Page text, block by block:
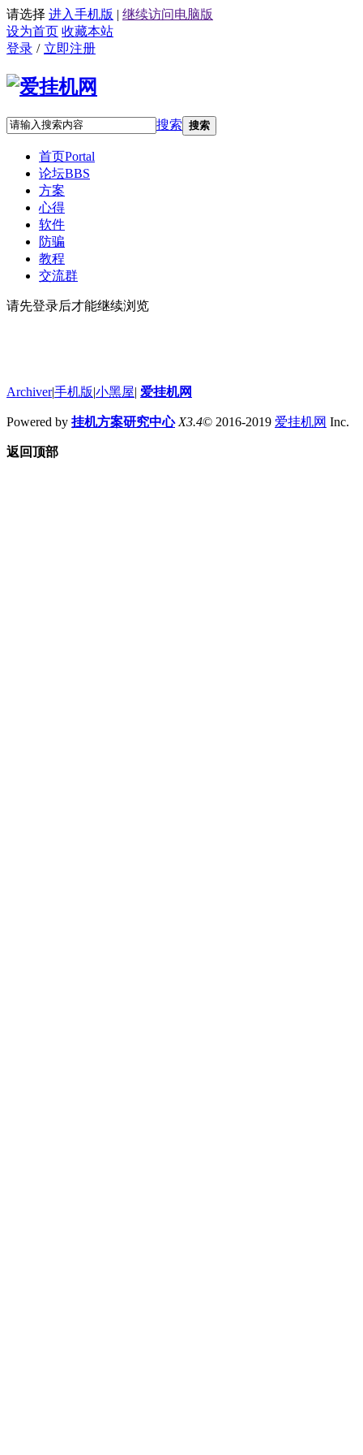
请选择 进入手机版 | 继续访问电脑版
设为首页 收藏本站
登录 / 立即注册
搜索 搜索
首页Portal
论坛BBS
方案
心得
软件
防骗
教程
交流群
请先登录后才能继续浏览
Archiver|手机版|小黑屋| 爱挂机网
Powered by 挂机方案研究中心 X3.4© 2016-2019 爱挂机网 Inc.
返回顶部